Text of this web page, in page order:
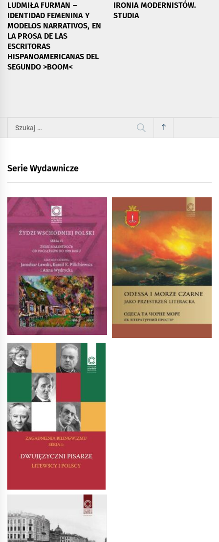
LUDMIŁA FURMAN –
IDENTIDAD FEMENINA Y
MODELOS NARRATIVOS, EN
LA PROSA DE LAS
ESCRITORAS
HISPANOAMERICANAS DEL
SEGUNDO >BOOM<
IRONIA MODERNISTÓW.
STUDIA
Szukaj:
Serie Wydawnicze